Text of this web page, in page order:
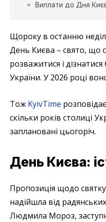
Виплати до Дня
Щороку в останню
День Києва – свято, що
розважитися і
України. У 2026 році
Тож KyivTime
скільки років столиці
заплановані цьогоріч.
День Києва:
Пропозиція щодо
надійшла від
Людмила Мороз,